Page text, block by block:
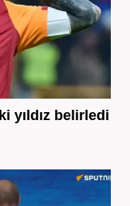
yıldız belirledi